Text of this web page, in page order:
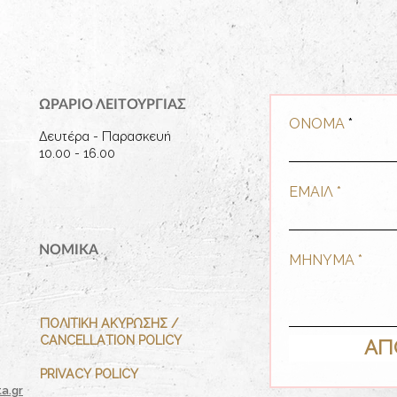
ΩΡΑΡΙΟ ΛΕΙΤΟΥΡΓΙΑΣ
Δευτέρα - Παρασκευή
10.00 - 16.00
ΝΟΜΙΚΑ
ΠΟΛΙΤΙΚH ΑΚYΡΩΣΗΣ /
CANCELLATION POLICY
PRIVACY POLICY
ΟΝΟΜΑ
ΕΜΑΙΛ
ΜΗΝΥΜΑ